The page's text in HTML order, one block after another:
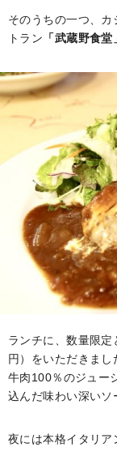
そのうちの一つ、
トラン 「武蔵野食堂
ランチに、数量限
円）をいただきまし
牛肉100％のジュー
込んだ味わい深いソ
夜には本格イタリア